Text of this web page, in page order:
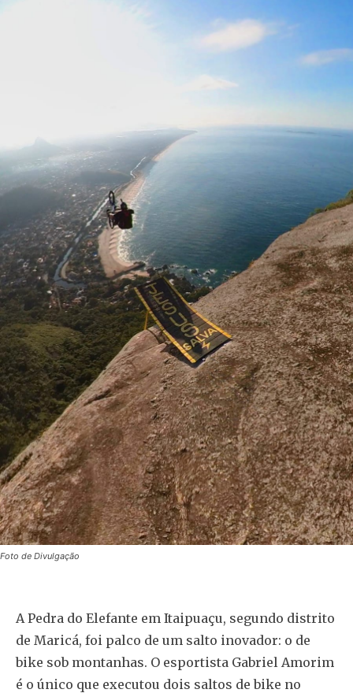
Foto de Divulgação
A Pedra do Elefante em Itaipuaçu, segundo distrito
de Maricá, foi palco de um salto inovador: o de
bike sob montanhas. O esportista Gabriel Amorim
é o único que executou dois saltos de bike no